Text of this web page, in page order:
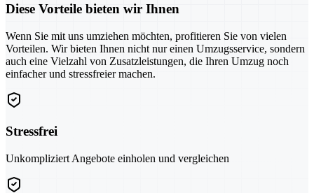
Diese Vorteile bieten wir Ihnen
Wenn Sie mit uns umziehen möchten, profitieren Sie von vielen
Vorteilen. Wir bieten Ihnen nicht nur einen Umzugsservice, sondern
auch eine Vielzahl von Zusatzleistungen, die Ihren Umzug noch
einfacher und stressfreier machen.
Stressfrei
Unkompliziert Angebote einholen und vergleichen